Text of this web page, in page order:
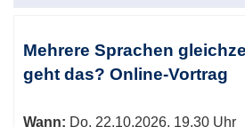
Mehrere Sprachen
geht das? Online-Vortrag
Wann: Do. 22.10.2026, 19.30 Uhr